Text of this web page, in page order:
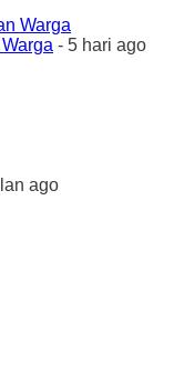
- 5 hari ago
ago